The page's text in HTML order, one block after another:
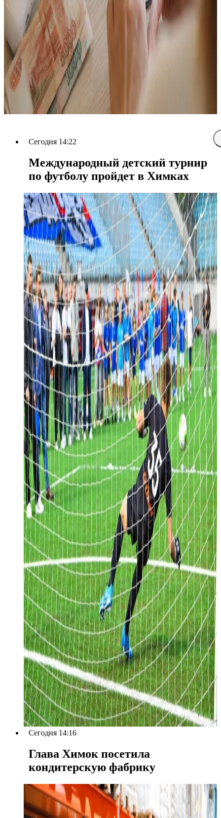
Сегодня 14:22
Международный детский турнир
по футболу пройдет в Химках
Сегодня 14:16
Глава Химок посетила
кондитерскую фабрику